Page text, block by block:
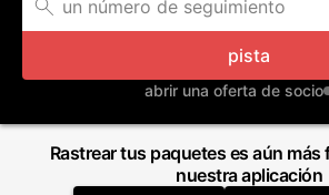
pista
abrir una oferta de socio
Rastrear tus paquetes es aún más
nuestra aplicación